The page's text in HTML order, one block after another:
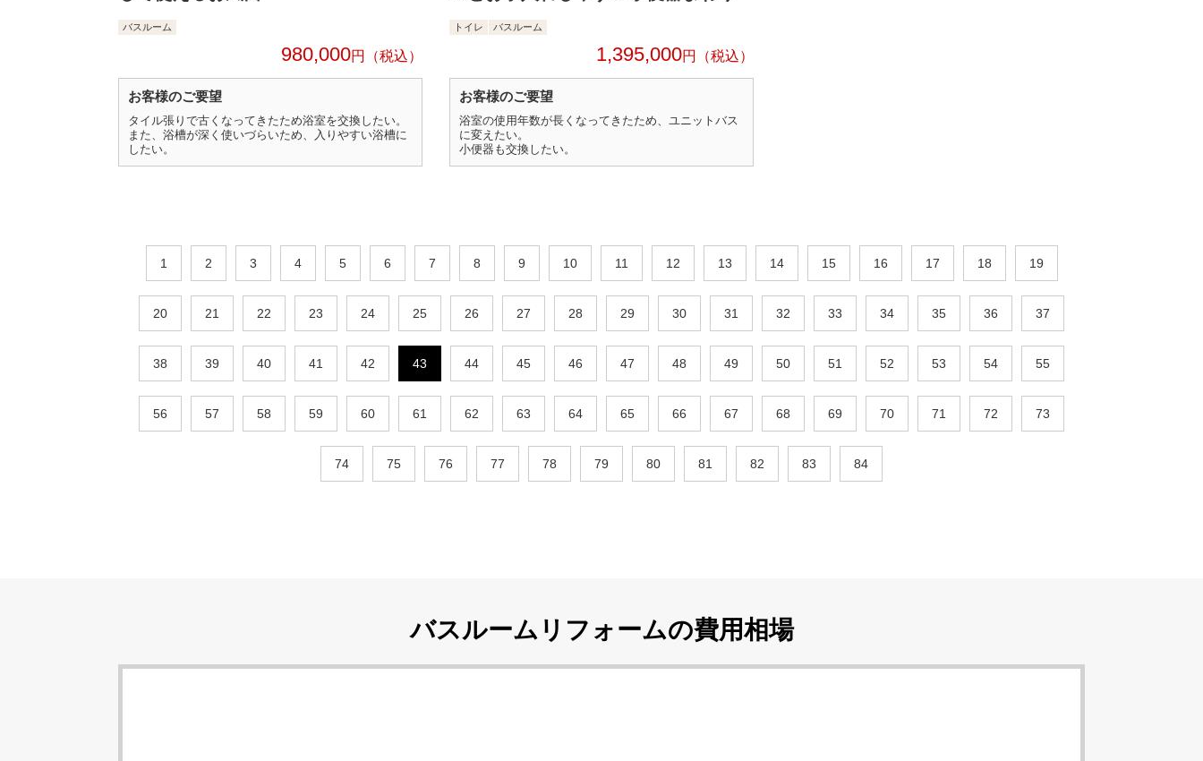
バスルーム
980,000円
お客様のご要望
タイル張りで古くなってきたため浴室を交換したい。
また、浴槽が深く使いづらいため、入りやすい浴槽に
したい。
トイレ バスルーム
1,395,000円
お客様のご要望
浴室の使用年数が長くなってきたため、ユニットバス
に変えたい。
小便器も交換したい。
1 2 3 4 5 6 7 8 9 10 11 12 13 14 15 16 17 18 19
20 21 22 23 24 25 26 27 28 29 30 31 32 33 34 35 36 37
38 39 40 41 42 43 44 45 46 47 48 49 50 51 52 53 54 55
56 57 58 59 60 61 62 63 64 65 66 67 68 69 70 71 72 73
74 75 76 77 78 79 80 81 82 83 84
バスルームリフォームの費用相場